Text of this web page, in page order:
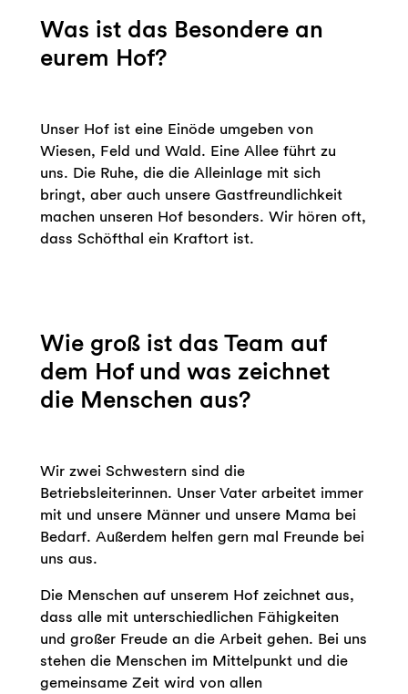
Was ist das Besondere an
eurem Hof?
Unser Hof ist eine Einöde umgeben von
Wiesen, Feld und Wald. Eine Allee führt zu
uns. Die Ruhe, die die Alleinlage mit sich
bringt, aber auch unsere Gastfreundlichkeit
machen unseren Hof besonders. Wir hören oft,
dass Schöfthal ein Kraftort ist.
Wie groß ist das Team auf
dem Hof und was zeichnet
die Menschen aus?
Wir zwei Schwestern sind die
Betriebsleiterinnen. Unser Vater arbeitet immer
mit und unsere Männer und unsere Mama bei
Bedarf. Außerdem helfen gern mal Freunde bei
uns aus.
Die Menschen auf unserem Hof zeichnet aus,
dass alle mit unterschiedlichen Fähigkeiten
und großer Freude an die Arbeit gehen. Bei uns
stehen die Menschen im Mittelpunkt und die
gemeinsame Zeit wird von allen